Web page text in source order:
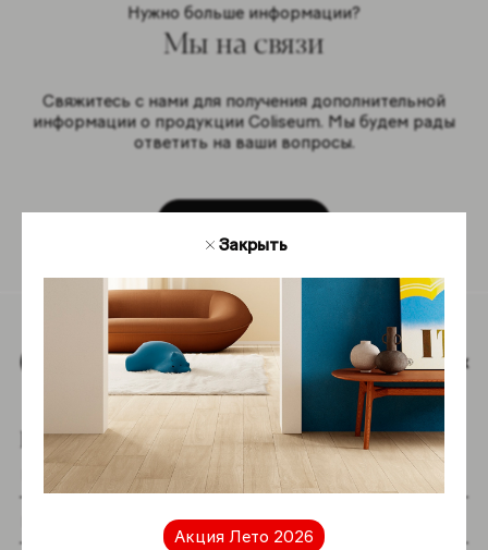
Нужно больше информации?
Мы на связи
Свяжитесь с нами для получения дополнительной
информации о продукции Coliseum. Мы будем рады
ответить на ваши вопросы.
Закрыть
Акция Лето 2026
Наверх
Подпишитесь на новостную рассылку